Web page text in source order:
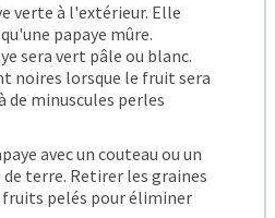
verte à l'extérieur. Elle
papaye mûre.
sera vert pâle ou blanc.
noires lorsque le fruit sera
de minuscules perles
avec un couteau ou un
terre. Retirer les graines
fruits pelés pour éliminer